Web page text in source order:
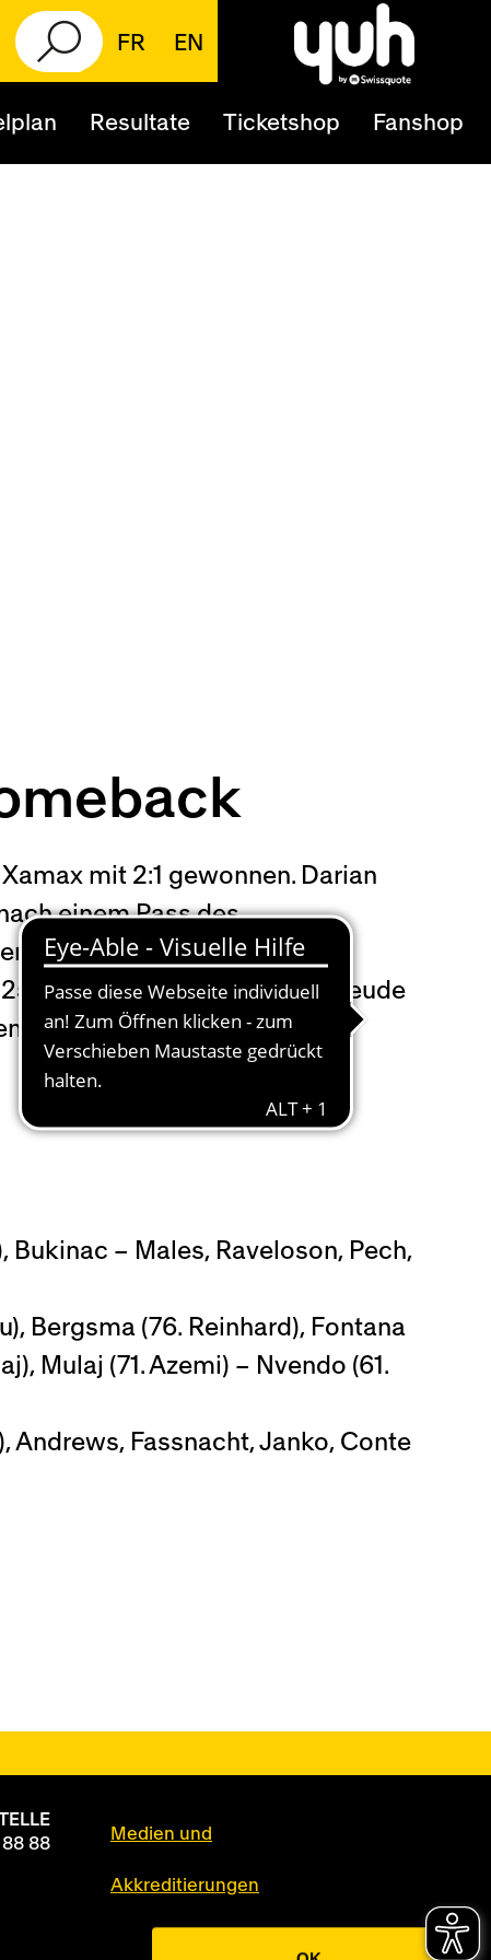
FR EN
Resultate Ticketshop Fanshop
mit 2:1 gewonnen. Darian
einem Pass des
Tore. Der algerische
wieder zum Einsatz – zur Freude
17-minütigen Einsatz wie
Bukinac – Males, Raveloson, Pech,
Bergsma (76. Reinhard), Fontana
Mulaj (71. Azemi) – Nvendo (61.
Andrews, Fassnacht, Janko, Conte
88 88
Medien und
Akkreditierungen
Datenschutz